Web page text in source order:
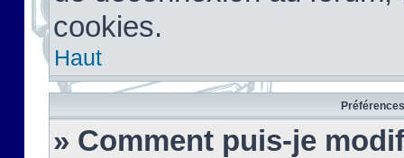
cookies.
Haut
» Comment puis-je